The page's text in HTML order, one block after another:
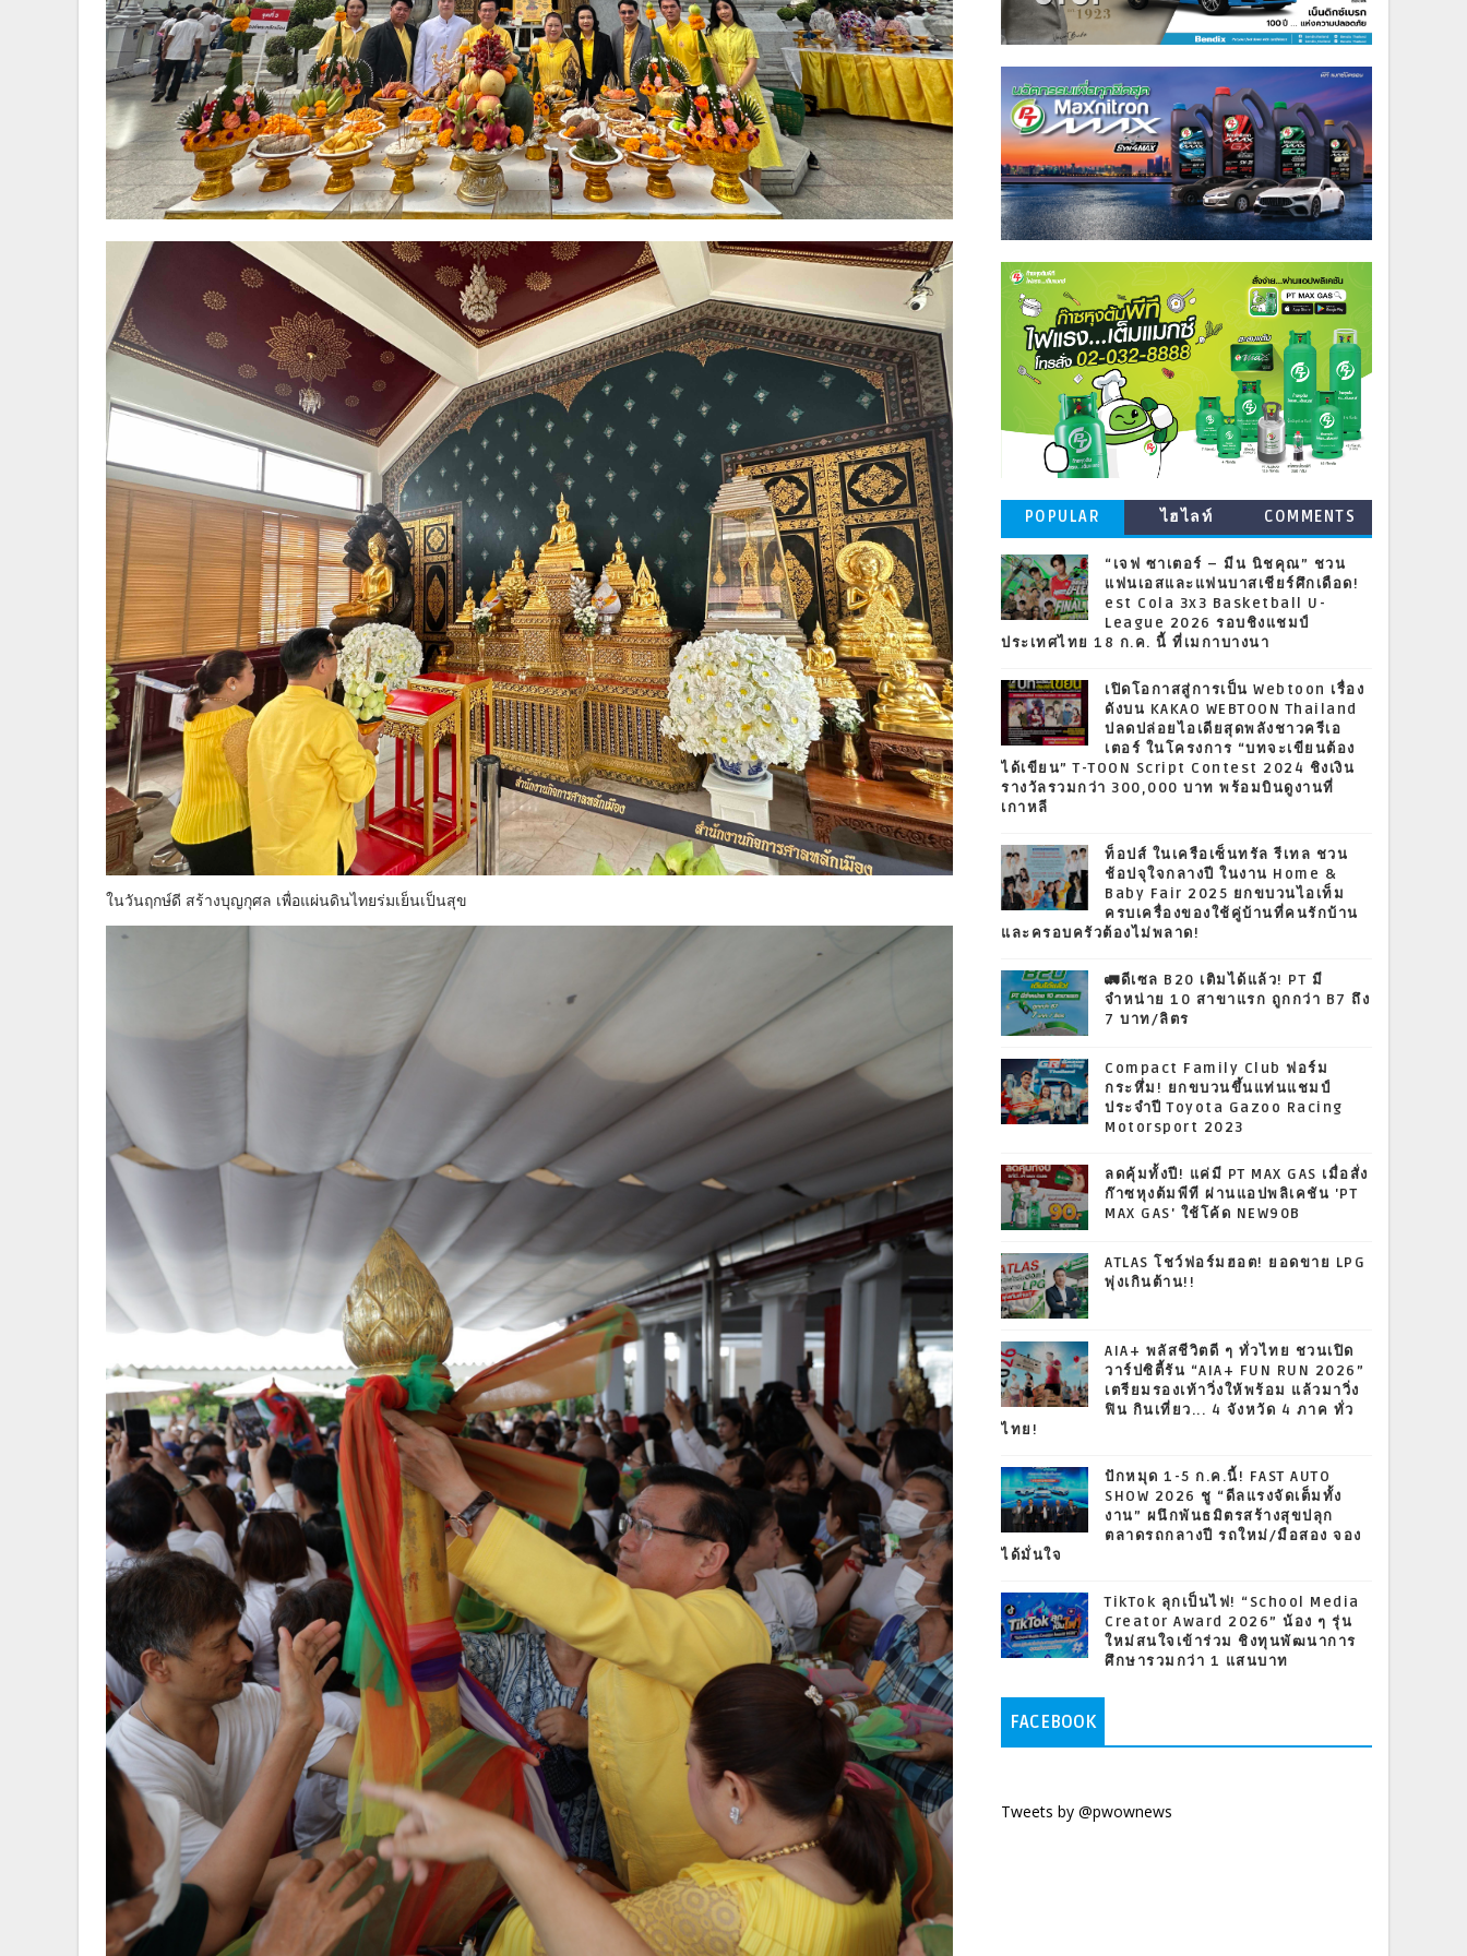
ในวันฤกษ์ดี สร้างบุญกุศล เพื่อแผ่นดินไทยร่มเย็นเป็นสุข
POPULAR ไฮไลท์ COMMENTS
“เจฟ ซาเตอร์ – มีน นิชคุณ” ชวน
แฟนเอสและแฟนบาสเชียร์ศึกเดือด!
est Cola 3x3 Basketball U-
League 2026 รอบชิงแชมป์
ประเทศไทย 18 ก.ค. นี้ ที่เมกาบางนา
เปิดโอกาสสู่การเป็น Webtoon เรื่อง
ดังบน KAKAO WEBTOON Thailand
ปลดปล่อยไอเดียสุดพลังชาวครีเอ
เตอร์ ในโครงการ “บทจะเขียนต้อง
ได้เขียน” T-TOON Script Contest 2024 ชิงเงิน
รางวัลรวมกว่า 300,000 บาท พร้อมบินดูงานที่
เกาหลี
ท็อปส์ ในเครือเซ็นทรัล รีเทล ชวน
ช้อปจุใจกลางปี ในงาน Home &
Baby Fair 2025 ยกขบวนไอเท็ม
ครบเครื่องของใช้คู่บ้านที่คนรักบ้าน
และครอบครัวต้องไม่พลาด!
🚛ดีเซล B20 เติมได้แล้ว! PT มี
จำหน่าย 10 สาขาแรก ถูกกว่า B7 ถึง
7 บาท/ลิตร
Compact Family Club ฟอร์ม
กระหึ่ม! ยกขบวนขึ้นแท่นแชมป์
ประจำปี Toyota Gazoo Racing
Motorsport 2023
ลดคุ้มทั้งปี! แค่มี PT MAX GAS เมื่อสั่ง
ก๊าซหุงต้มพีที ผ่านแอปพลิเคชัน 'PT
MAX GAS' ใช้โค้ด NEW90B
ATLAS โชว์ฟอร์มฮอต! ยอดขาย LPG
พุ่งเกินต้าน!!
AIA+ พลัสชีวิตดี ๆ ทั่วไทย ชวนเปิด
วาร์ปซิตี้รัน “AIA+ FUN RUN 2026”
เตรียมรองเท้าวิ่งให้พร้อม แล้วมาวิ่ง
ฟิน กินเที่ยว... 4 จังหวัด 4 ภาค ทั่ว
ไทย!
ปักหมุด 1-5 ก.ค.นี้! FAST AUTO
SHOW 2026 ชู “ดีลแรงจัดเต็มทั้ง
งาน” ผนึกพันธมิตรสร้างสุขปลุก
ตลาดรถกลางปี รถใหม่/มือสอง จอง
ได้มั่นใจ
TikTok ลุกเป็นไฟ! “School Media
Creator Award 2026” น้อง ๆ รุ่น
ใหม่สนใจเข้าร่วม ชิงทุนพัฒนาการ
ศึกษารวมกว่า 1 แสนบาท
FACEBOOK
Tweets by @pwownews